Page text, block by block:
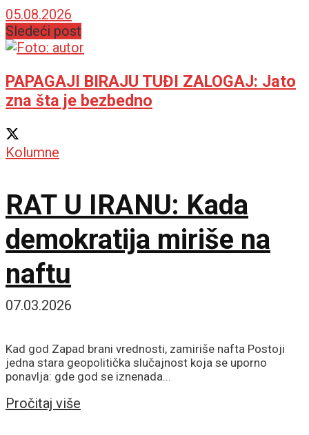
drugog veka sa
mozaicima i freskama
05.08.2026
Sledeći post
PAPAGAJI BIRAJU TUĐI ZALOGAJ: Jato
zna šta je bezbedno
Kolumne
RAT U IRANU: Kada
demokratija miriše na
naftu
07.03.2026
Kad god Zapad brani vrednosti, zamiriše nafta Postoji
jedna stara geopolitička slučajnost koja se uporno
ponavlja: gde god se iznenada...
Pročitaj više